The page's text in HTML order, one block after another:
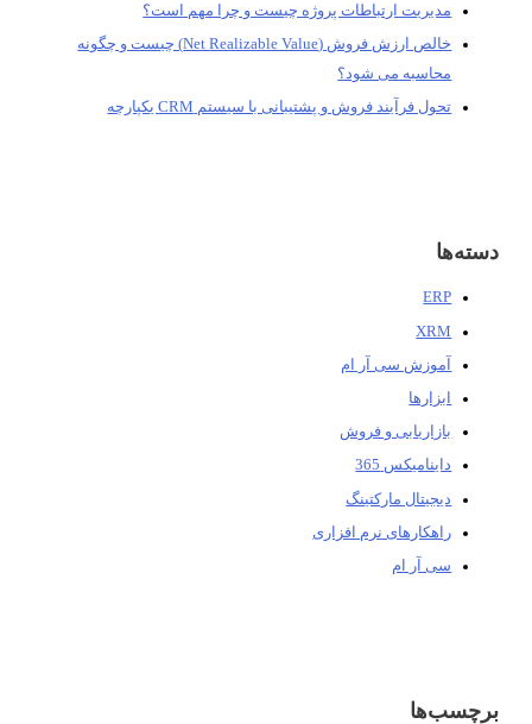
مدیریت ارتباطات پروژه چیست و چرا مهم است؟
خالص ارزش فروش (Net Realizable Value) چیست و چگونه
محاسبه می شود؟
تحول فرآیند فروش و پشتیبانی با سیستم CRM یکپارچه
دسته‌ها
ERP
XRM
آموزش سی آر ام
ابزارها
بازاریابی و فروش
داینامیکس 365
دیجیتال مارکتینگ
راهکارهای نرم افزاری
سی آر ام
برچسب‌ها